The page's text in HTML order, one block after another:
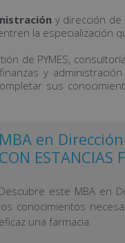
y dirección de
la especialización
de PYMES,
y
sus
MBA en
CON ESTANCIAS
Descubre este MBA en
los conocimientos
eficaz una farmacia.